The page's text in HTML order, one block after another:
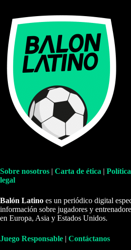
Sobre nosotros | Carta de ética |
legal
Balón Latino es un periódico digital
información sobre jugadores y
en Europa, Asia y Estados Unidos.
Juego Responsable | Contáctanos